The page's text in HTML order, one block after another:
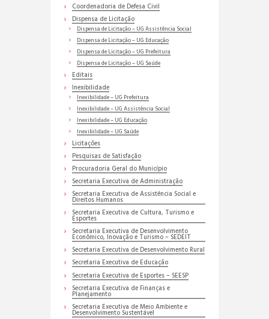
Coordenadoria de Defesa Civil
Dispensa de Licitação
Dispensa de Licitação – UG Assistência Social
Dispensa de Licitação – UG Educação
Dispensa de Licitação – UG Prefeitura
Dispensa de Licitação – UG Saúde
Editais
Inexibilidade
Inexibilidade – UG Prefeitura
Inexibilidade – UG Assistência Social
Inexibilidade – UG Educação
Inexibilidade – UG Saúde
Licitações
Pesquisas de Satisfação
Procuradoria Geral do Município
Secretaria Executiva de Administração
Secretaria Executiva de Assistência Social e
Direitos Humanos
Secretaria Executiva de Cultura, Turismo e
Esportes
Secretaria Executiva de Desenvolvimento
Econômico, Inovação e Turismo – SEDEIT
Secretaria Executiva de Desenvolvimento Rural
Secretaria Executiva de Educação
Secretaria Executiva de Esportes – SEESP
Secretaria Executiva de Finanças e
Planejamento
Secretaria Executiva de Meio Ambiente e
Desenvolvimento Sustentável